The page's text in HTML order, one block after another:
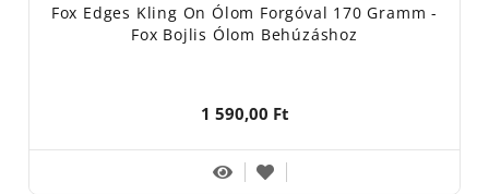
Fox Edges Kling On Ólom Forgóval 170 Gramm -
Fox Bojlis Ólom Behúzáshoz
1 590,00 Ft